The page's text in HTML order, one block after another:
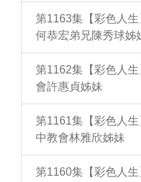
第1163集【彩色人
何恭宏弟兄陳秀球姊
第1162集【彩色人
會許惠貞姊妹
第1161集【彩色人
中教會林雅欣姊妹
第1160集【彩色人